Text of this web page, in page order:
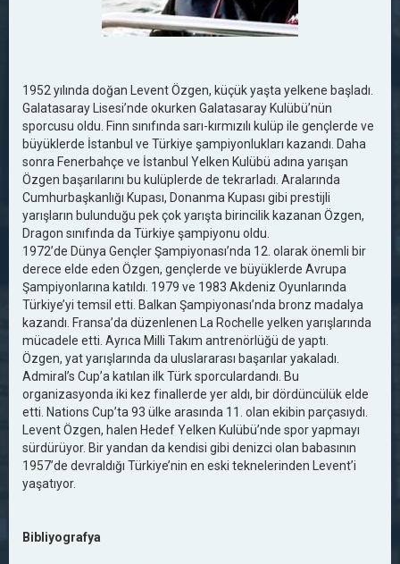
1952 yılında doğan Levent Özgen, küçük yaşta yelkene başladı.
Galatasaray Lisesi’nde okurken Galatasaray Kulübü’nün
sporcusu oldu. Finn sınıfında sarı-kırmızılı kulüp ile gençlerde ve
büyüklerde İstanbul ve Türkiye şampiyonlukları kazandı. Daha
sonra Fenerbahçe ve İstanbul Yelken Kulübü adına yarışan
Özgen başarılarını bu kulüplerde de tekrarladı. Aralarında
Cumhurbaşkanlığı Kupası, Donanma Kupası gibi prestijli
yarışların bulunduğu pek çok yarışta birincilik kazanan Özgen,
Dragon sınıfında da Türkiye şampiyonu oldu.
1972’de Dünya Gençler Şampiyonası’nda 12. olarak önemli bir
derece elde eden Özgen, gençlerde ve büyüklerde Avrupa
Şampiyonlarına katıldı. 1979 ve 1983 Akdeniz Oyunlarında
Türkiye’yi temsil etti. Balkan Şampiyonası’nda bronz madalya
kazandı. Fransa’da düzenlenen La Rochelle yelken yarışlarında
mücadele etti. Ayrıca Milli Takım antrenörlüğü de yaptı.
Özgen, yat yarışlarında da uluslararası başarılar yakaladı.
Admiral’s Cup’a katılan ilk Türk sporculardandı. Bu
organizasyonda iki kez finallerde yer aldı, bir dördüncülük elde
etti. Nations Cup’ta 93 ülke arasında 11. olan ekibin parçasıydı.
Levent Özgen, halen Hedef Yelken Kulübü’nde spor yapmayı
sürdürüyor. Bir yandan da kendisi gibi denizci olan babasının
1957’de devraldığı Türkiye’nin en eski teknelerinden Levent’i
yaşatıyor.
Bibliyografya